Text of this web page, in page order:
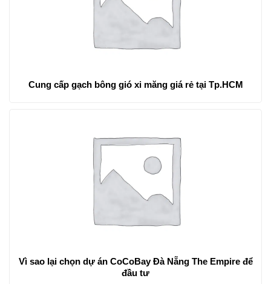
Cung cấp gạch bông gió xi măng giá rẻ tại Tp.HCM
Vì sao lại chọn dự án CoCoBay Đà Nẵng The Empire để
đầu tư